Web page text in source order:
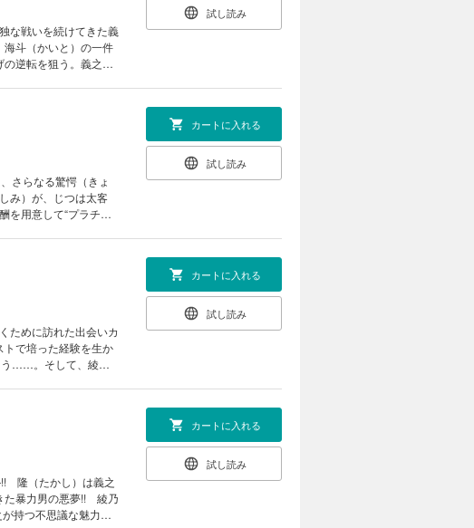
な戦いを続けてきた義
斗（かいと）の一件
逆転を狙う。義之と
試し読み
さらなる驚愕（きょ
み）が、じつは太客
を用意して“プラチ
タビュー収録!! 伝説
カートに入れる
試し読み
ために訪れた出会いカ
で培った経験を生か
う……。そして、綾乃
カートに入れる
試し読み
隆（たかし）は義之
た暴力男の悪夢!! 綾乃
持つ不思議な魅力に
カートに入れる
試し読み